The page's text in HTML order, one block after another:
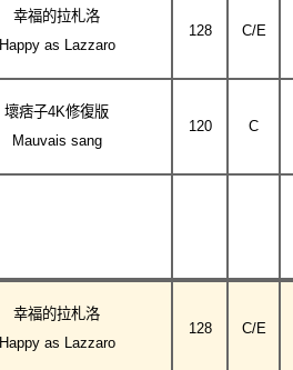
幸福的拉札洛
Happy as Lazzaro
128 C/E
壞痞子4K修復版
Mauvais sang
120 C
幸福的拉札洛
Happy as Lazzaro
128 C/E